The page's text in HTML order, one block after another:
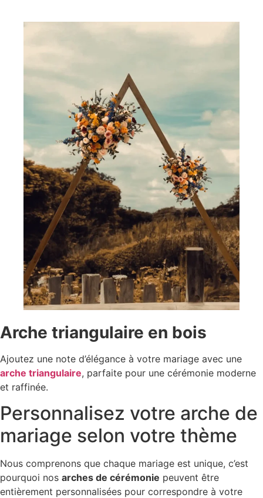
Arche triangulaire en bois
Ajoutez une note d’élégance à votre mariage avec une
arche triangulaire, parfaite pour une cérémonie moderne
et raffinée.
Personnalisez votre arche de
mariage selon votre thème
Nous comprenons que chaque mariage est unique, c’est
pourquoi nos arches de cérémonie peuvent être
entièrement personnalisées pour correspondre à votre